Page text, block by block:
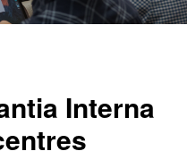
Interna